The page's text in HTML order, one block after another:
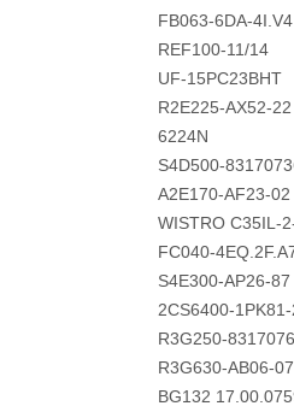
FB063-6DA-
REF100-11/14
UF-15PC23BHT
R2E225-AX52-22
6224N
S4D500-
A2E170-AF23-02
WISTRO C35IL-
FC040-
S4E300-AP26-87
2CS6400-
R3G250-
R3G630-AB06-07
BG132